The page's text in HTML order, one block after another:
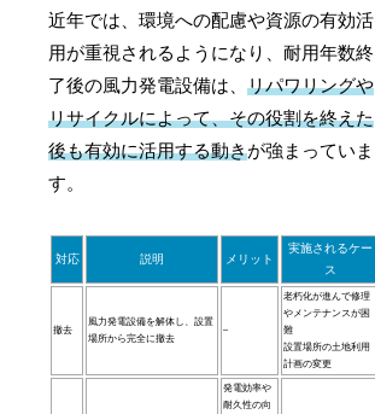
近年では、環境への配慮や資源の有効活
用が重視されるようになり、耐用年数終
了後の風力発電設備は、リパワリングや
リサイクルによって、その役割を終えた
後も有効に活用する動きが強まっていま
す。
対応 説明 メリット
実施されるケー
ス
撤去
風力発電設備を解体し、設置
場所から完全に撤去
–
老朽化が進んで修理
やメンテナンスが困
難
設置場所の土地利用
計画の変更
発電効率や
耐久性の向